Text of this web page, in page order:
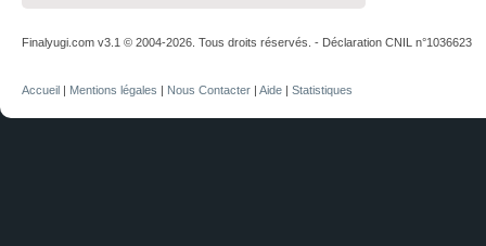
Finalyugi.com v3.1 © 2004-2026. Tous droits réservés. - Déclaration CNIL n°1036623
Accueil Mentions légales Nous Contacter Aide Statistiques